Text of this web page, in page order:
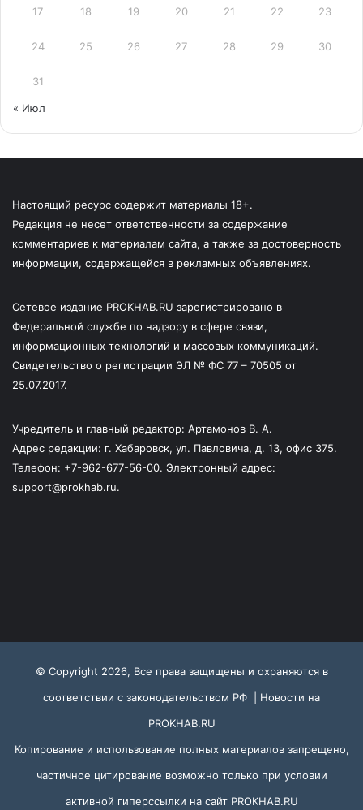
17 18 19 20 21 22 23
24 25 26 27 28 29 30
31
« Июл
Настоящий ресурс содержит материалы 18+.
Редакция не несет ответственности за содержание
комментариев к материалам сайта, а также за достоверность
информации, содержащейся в рекламных объявлениях.
Сетевое издание PROKHAB.RU зарегистрировано в
Федеральной службе по надзору в сфере связи,
информационных технологий и массовых коммуникаций.
Свидетельство о регистрации ЭЛ № ФС 77 – 70505 от
25.07.2017.
Учредитель и главный редактор: Артамонов В. А.
Адрес редакции: г. Хабаровск, ул. Павловича, д. 13, офис 375.
Телефон: +7-962-677-56-00. Электронный адрес:
support@prokhab.ru.
© Copyright 2026, Все права защищены и охраняются в
соответствии с законодательством РФ | Новости на
PROKHAB.RU
Копирование и использование полных материалов запрещено,
частичное цитирование возможно только при условии
активной гиперссылки на сайт PROKHAB.RU